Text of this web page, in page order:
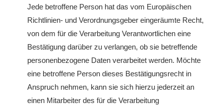
Jede betroffene Person hat das vom Europäischen
Richtlinien- und Verordnungsgeber eingeräumte Recht,
von dem für die Verarbeitung Verantwortlichen eine
Bestätigung darüber zu verlangen, ob sie betreffende
personenbezogene Daten verarbeitet werden. Möchte
eine betroffene Person dieses Bestätigungsrecht in
Anspruch nehmen, kann sie sich hierzu jederzeit an
einen Mitarbeiter des für die Verarbeitung